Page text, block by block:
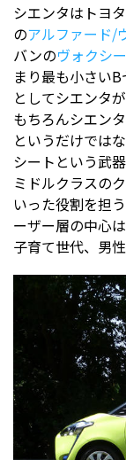
シエンタはトヨ
のアルファード/
バンのヴォクシ
まり最も小さい
としてシエンタ
もちろんシエン
というだけでは
シートという武
ミドルクラスの
いった役割を担
ーザー層の中心
子育て世代、男